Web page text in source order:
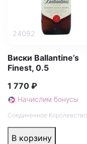
24092
Виски Ballantine’s
Finest, 0.5
1 770 ₽
Начислим бонусы
Соединенное Королевство
В корзину